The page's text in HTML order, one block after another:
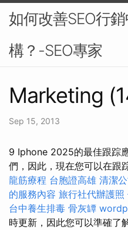
如何改善SEO行
構？-SEO專家
Marketing
Sep 15, 2013
9 Iphone 2025的最佳跟踪
們，因此，現在您可以在跟
龍筋療程 台胞證高雄 清潔
的服務內容 旅行社代辦護照
台中養生排毒 骨灰罈
時更新，因此您可以準確了